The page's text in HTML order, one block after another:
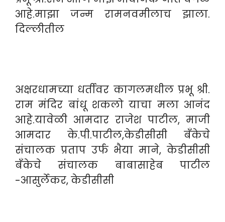
आहे.माझा जन्म रामनवमीलाच झाला.
दिल्लीतील
अक्षरधामच्या धर्तीवर कागलमधील प्रभू श्री.
राम मंदिर बांधू शकलो याचा मला आनंद
आहे.यावेळी आमदार राजेश पाटील, माजी
आमदार के.पी.पाटील,केडीसीसी बँकेचे
संचालक प्रताप उर्फ भैया माने, केडीसीसी
बँकेचे संचालक बाबासाहेब पाटील
-आसुर्लेकर, केडीसीसी